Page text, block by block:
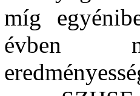
míg
évben